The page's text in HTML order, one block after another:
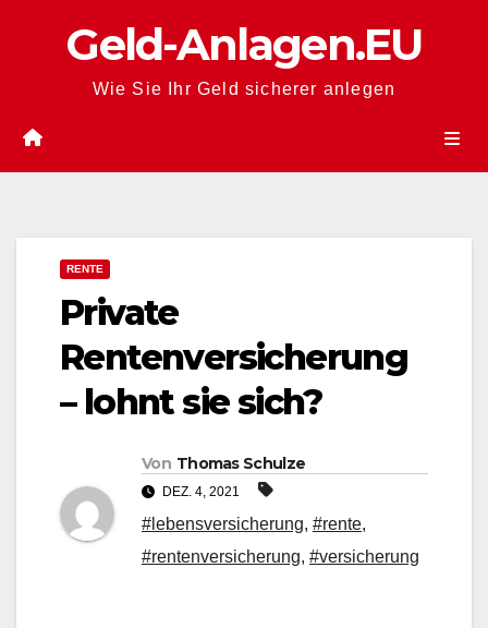
Geld-Anlagen.EU
Wie Sie Ihr Geld sicherer anlegen
RENTE
Private
Rentenversicherung
– lohnt sie sich?
Von Thomas Schulze
DEZ. 4, 2021
#lebensversicherung, #rente,
#rentenversicherung, #versicherung